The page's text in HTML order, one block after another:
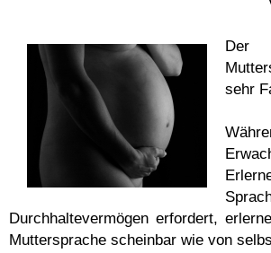
Der
sehr
Durchhaltevermögen erfordert,
Muttersprache scheinbar wie von